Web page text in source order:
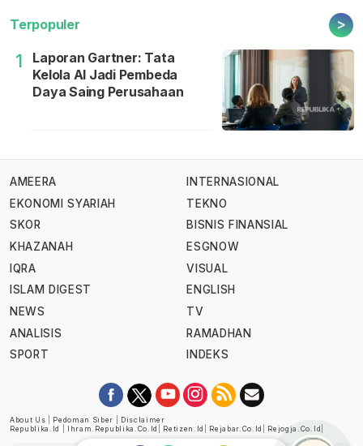
Terpopuler >
1
Laporan Gartner: Tata
Kelola AI Jadi Pembeda
Daya Saing Perusahaan
AMEERA
EKONOMI SYARIAH
SKOR
KHAZANAH
IQRA
ISLAM DIGEST
NEWS
ANALISIS
SPORT
INTERNASIONAL
TEKNO
BISNIS FINANSIAL
ESGNOW
VISUAL
ENGLISH
TV
RAMADHAN
INDEKS
About Us Pedoman Siber
Disclaimer
Republika.id
Ihram.republika.co.id Retizen.id Rejabar.co.id Rejogja.co.id